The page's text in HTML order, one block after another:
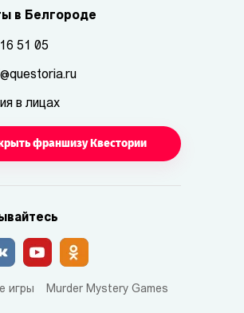
в Белгороде
51 05
в лицах
франшизу Квестории
игры Murder Mystery Games